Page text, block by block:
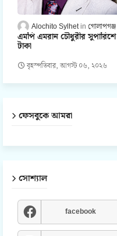
Alochito Sylhet গোলাপগঞ্জ
এমপি এমরান চৌধুরীর
টাকা
বৃহস্পতিবার, আগস্ট ০৬, ২০২৬
ফেসবুকে আমরা
সোশ্যাল
facebook